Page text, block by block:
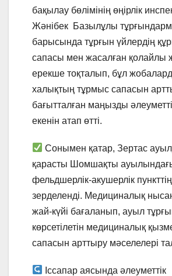
бақылау бөлімінің өңірлік
Жәнібек Базылұлы
барысында тұрғын үйлердің
сапасы мен жасалған қолайлы
ерекше тоқталып, бұл
халықтың тұрмыс сапасын
бағытталған маңызды
екенін атап өтті.
Сонымен қатар, Зертас
қарасты Шомшақты
фельдшерлік-акушерлік
зерделенді. Медициналық
жай-күйі бағаланып, ауыл
көрсетілетін медициналық
сапасын арттыру мәселелері
Іссапар аясында әлеуметтік